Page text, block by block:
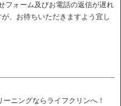
フォーム及びお電話の返信が遅れ
、お待ちいただきますよう宜し
ニングならライフクリンへ！